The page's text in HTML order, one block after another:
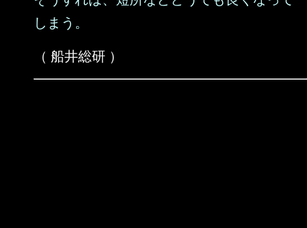
しまう。
（ 船井総研 ）